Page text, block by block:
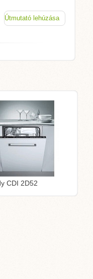
Útmutató lehúzása
CDI 2D52